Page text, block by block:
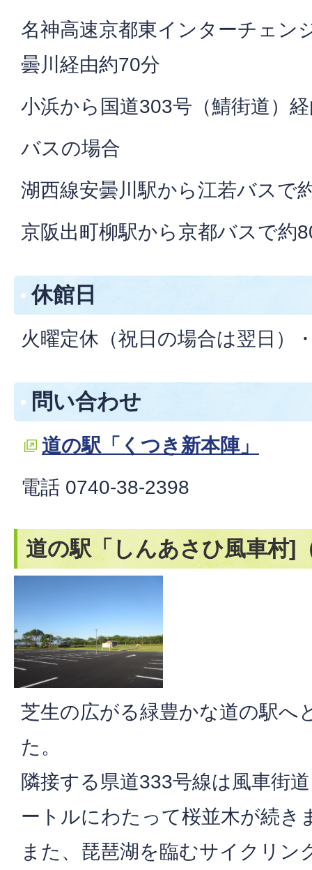
名神高速京都東インターチェン
曇川経由約70分
小浜から国道303号（鯖街道）
バスの場合
湖西線安曇川駅から江若バスで
京阪出町柳駅から京都バスで約
休館日
火曜定休（祝日の場合は翌日）
問い合わせ
道の駅「くつき新本陣」
電話 0740-38-2398
道の駅「しんあさひ風車村]
芝生の広がる緑豊かな道の駅へ
た。
隣接する県道333号線は風車街
ートルにわたって桜並木が続き
また、琵琶湖を臨むサイクリン